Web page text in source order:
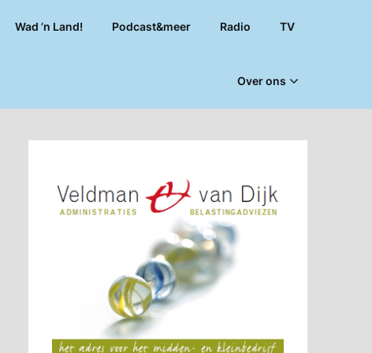
Wad ’n Land! Podcast&meer Radio TV
Over ons